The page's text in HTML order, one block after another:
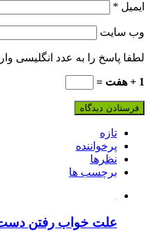
ایمیل *
وب‌ سایت
لطفا پاسخ را به عدد انگلیسی
1 + هفت =
تازه
پرخواننده
نظرها
برچسب ها
علت خواب رفتن